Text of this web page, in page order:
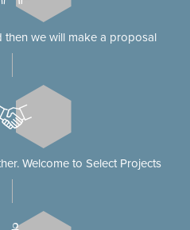
we will make a proposal
Welcome to Select Projects